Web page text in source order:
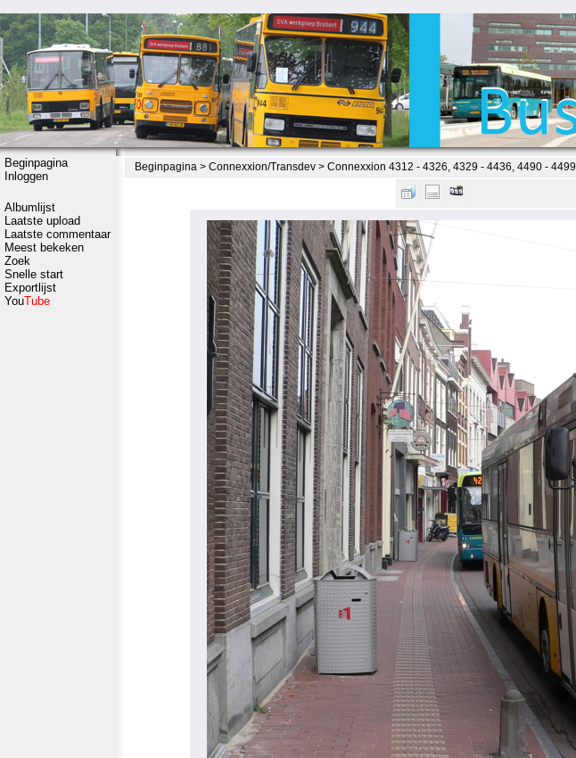
Beginpagina
Inloggen
Albumlijst
Laatste upload
Laatste commentaar
Meest bekeken
Zoek
Snelle start
Exportlijst
YouTube
Beginpagina > Connexxion/Transdev > Connexxion 4312 - 4326, 4329 - 4436, 4490 - 4499